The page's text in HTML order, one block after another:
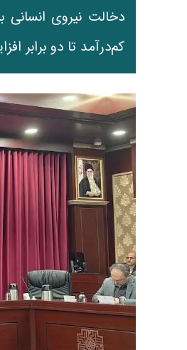
دخالت نیروی
کم‌درآمد تا دو برابر